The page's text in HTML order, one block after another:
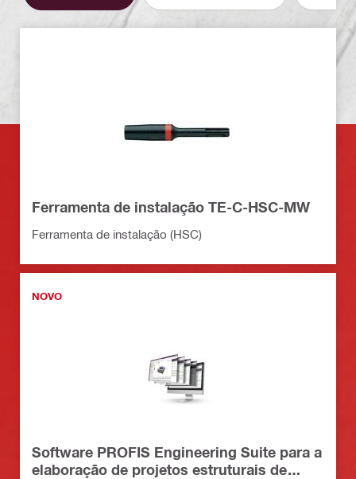
Ferramenta de instalação TE-C-HSC-MW
Ferramenta de instalação (HSC)
NOVO
Software PROFIS Engineering Suite para a
elaboração de projetos estruturais de